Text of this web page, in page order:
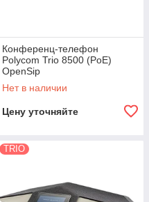
Конференц-телефон
Polycom Trio 8500 (PoE)
OpenSip
Нет в наличии
Цену уточняйте
TRIO